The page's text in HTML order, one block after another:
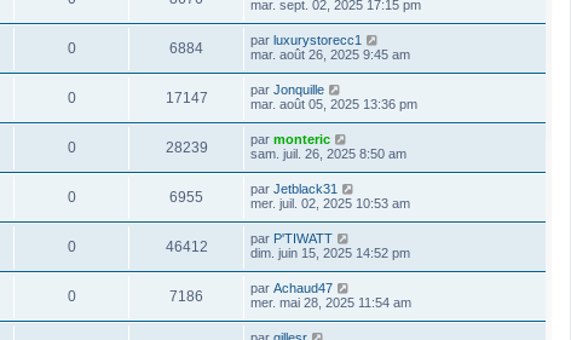
mar. sept. 02, 2025 17:15 pm
0 6884 par luxurystorecc1
mar. août 26, 2025 9:45 am
0 17147 par Jonquille
mar. août 05, 2025 13:36 pm
0 28239 par monteric
sam. juil. 26, 2025 8:50 am
0 6955 par Jetblack31
mer. juil. 02, 2025 10:53 am
0 46412 par P'TIWATT
dim. juin 15, 2025 14:52 pm
0 7186 par Achaud47
mer. mai 28, 2025 11:54 am
par gillesr